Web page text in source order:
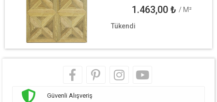
1.463,00₺ / M²
Tükendi
Güvenli Alışveriş